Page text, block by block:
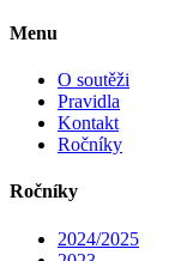
Menu
O soutěži
Pravidla
Kontakt
Ročníky
Ročníky
2024/2025